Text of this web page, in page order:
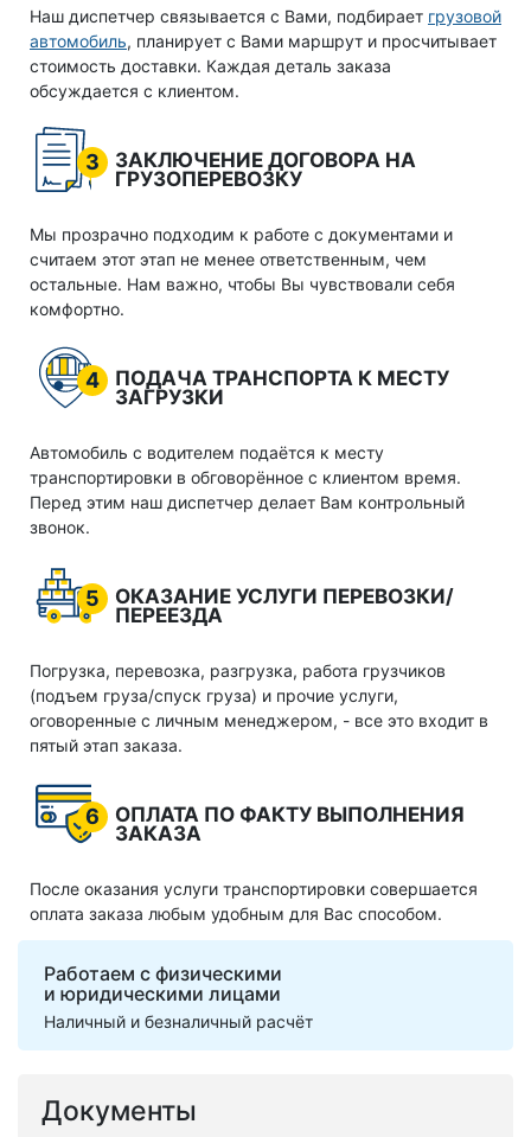
Наш диспетчер связывается с Вами, подбирает грузовой
автомобиль, планирует с Вами маршрут и просчитывает
стоимость доставки. Каждая деталь заказа
обсуждается с клиентом.
3
ЗАКЛЮЧЕНИЕ ДОГОВОРА НА
ГРУЗОПЕРЕВОЗКУ
Мы прозрачно подходим к работе с документами и
считаем этот этап не менее ответственным, чем
остальные. Нам важно, чтобы Вы чувствовали себя
комфортно.
4
ПОДАЧА ТРАНСПОРТА К МЕСТУ
ЗАГРУЗКИ
Автомобиль с водителем подаётся к месту
транспортировки в обговорённое с клиентом время.
Перед этим наш диспетчер делает Вам контрольный
звонок.
5
ОКАЗАНИЕ УСЛУГИ ПЕРЕВОЗКИ/
ПЕРЕЕЗДА
Погрузка, перевозка, разгрузка, работа грузчиков
(подъем груза/спуск груза) и прочие услуги,
оговоренные с личным менеджером, - все это входит в
пятый этап заказа.
6
ОПЛАТА ПО ФАКТУ ВЫПОЛНЕНИЯ
ЗАКАЗА
После оказания услуги транспортировки совершается
оплата заказа любым удобным для Вас способом.
Работаем с физическими
и юридическими лицами
Наличный и безналичный расчёт
Документы